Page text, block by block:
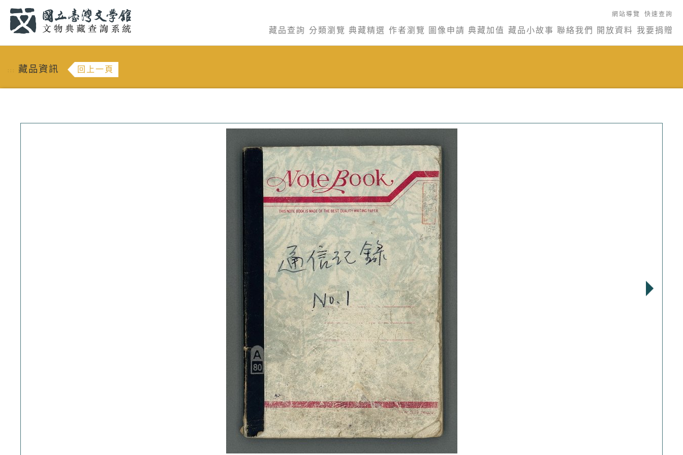
網站導覽 快速查詢
藏品查詢 分類瀏覽 典藏精選 作者瀏覽 圖像申請 典藏加值 藏品小故事 聯絡我們 開放資料 我要捐贈
::: 藏品資訊 回上一頁